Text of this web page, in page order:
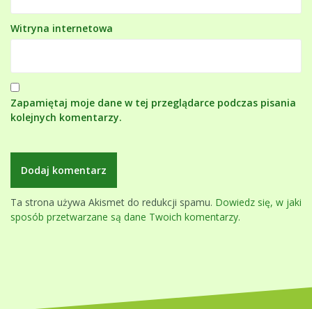
Witryna internetowa
Zapamiętaj moje dane w tej przeglądarce podczas pisania
kolejnych komentarzy.
Ta strona używa Akismet do redukcji spamu. Dowiedz się, w jaki
sposób przetwarzane są dane Twoich komentarzy.